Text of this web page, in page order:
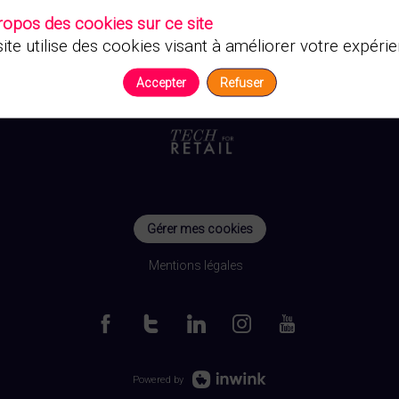
Gérer mes cookies
Mentions légales
Powered by
des cookies sur ce site
utilise des cookies visant à améliorer votre
Accepter Refuser